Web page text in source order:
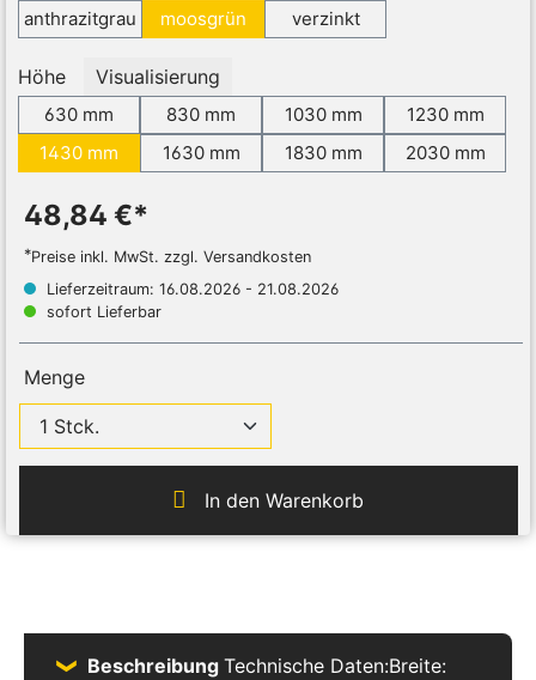
anthrazitgrau moosgrün verzinkt
Höhe Visualisierung
630 mm 830 mm 1030 mm
1230 mm
1430 mm
1630 mm 1830 mm 2030 mm
48,84 €*
*Preise inkl. MwSt. zzgl. Versandkosten
Lieferzeitraum: 16.08.2026 - 21.08.2026
sofort Lieferbar
Menge
In den Warenkorb
Beschreibung Technische Daten:Breite: